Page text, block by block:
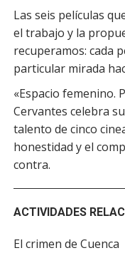
Las seis películas
el trabajo y la
recuperamos: cada
particular mirada
«Espacio femenino.
Cervantes celebra
talento de cinco
honestidad y el
contra.
ACTIVIDADES
El crimen de Cuenca